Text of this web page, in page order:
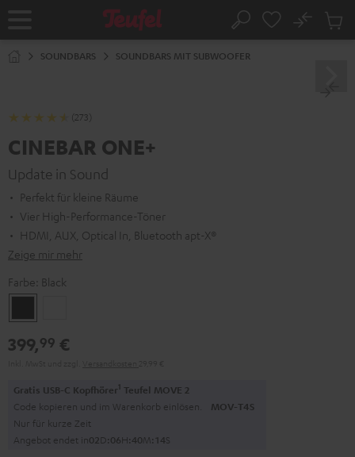
Startseite Suche
No
SOUNDBARS SOUNDBARS MIT SUBWOOFER
(273)
CINEBAR ONE+
Update in Sound
Perfekt für kleine Räume
Vier High-Performance-Töner
HDMI, AUX, Optical In, Bluetooth apt-X®
Zeige mir mehr
Farbe: Black
399,99 €
Gratis USB-C Kopfhörer1 Teufel MOVE 2
Code kopieren und im Warenkorb einlösen. MOV-T4S
Nur für kurze Zeit
Angebot endet in02D:06H:40M:13S